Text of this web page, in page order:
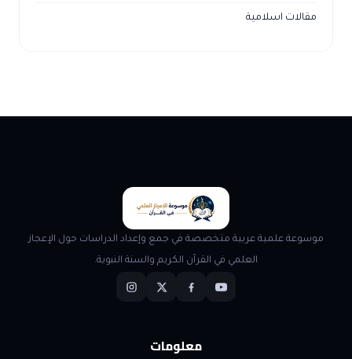
مقالات اسلامية
موسوعة علمية عربية متخصصة في جمع وإعداد الدراسات حول الإعجاز
العلمي في القرآن الكريم والسنة النبوية.
معلومات